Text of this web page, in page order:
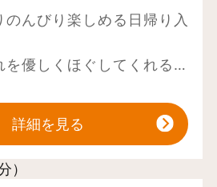
んびり楽しめる日帰り入
優しくほぐしてくれる温
元の山菜をふんだんに使
楽しめます。
おぐに森林公園、交流体
んなの体験館」がありま
詳細を見る
）